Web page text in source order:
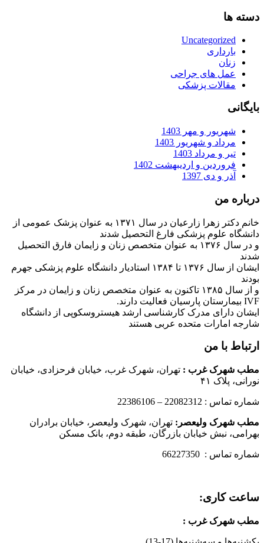
دسته ها
Uncategorized
بارداری
زنان
عمل های جراحی
مقالات پزشکی
بایگانی
شهریور و مهر 1403
مرداد و شهریور 1403
تیر و مرداد 1403
فروردین و اردیبهشت 1402
آذر و دی 1397
درباره من
خانم دکتر زهرا زارعیان در سال ۱۳۷۱ به عنوان پزشک عمومی از
دانشگاه علوم پزشکی فارغ التحصیل شدند
و در سال ۱۳۷۶ به عنوان متخصص زنان و زایمان فارق التحصیل
شدند
ایشان از سال ۱۳۷۶ تا ۱۳۸۴ استادیار دانشگاه علوم پزشکی جهرم
بودند
و از سال ۱۳۸۵ تاکنون به عنوان متخصص زنان و زایمان در مرکز
IVF بیمارستان پارسیان فعالیت دارند.
ایشان دارای مدرک کارشناسی ارشد هیستروسکوپی از دانشگاه
شارجه امارات متحده عربی هستند
ارتباط با من
مطب شهرک غرب : تهران، شهرک غرب، خیابان فرحزادی، خیابان
نورانی، پلاک ۴۱
شماره تماس : 22082312 – 22386106
مطب شهرک ولیعصر: تهران، شهرک ولیعصر، خیابان برادران
بهرامی، نبش خیابان بازرگان، طبقه دوم، بانک مسکن
شماره تماس : 66227350
ساعت کاری:
مطب شهرک غرب :